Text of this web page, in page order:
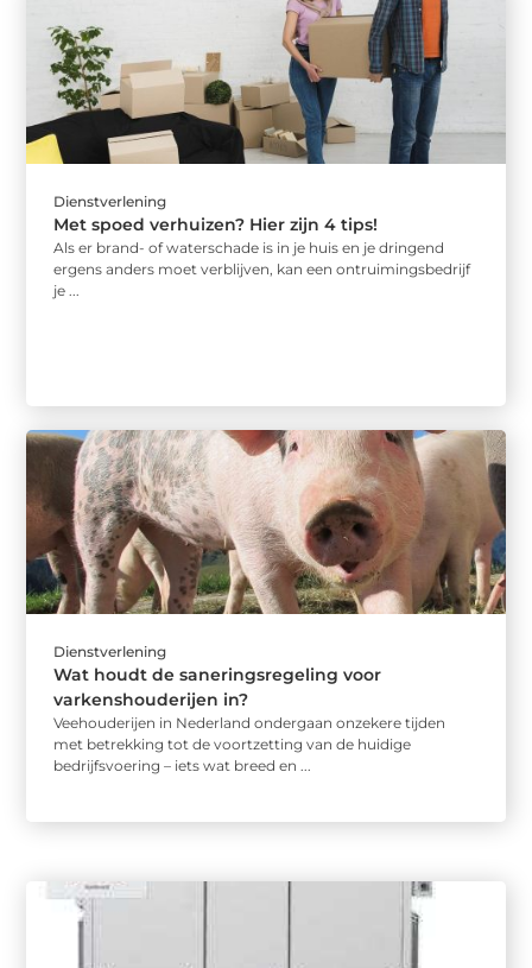
Dienstverlening
Met spoed verhuizen? Hier zijn 4 tips!
Als er brand- of waterschade is in je huis en je dringend
ergens anders moet verblijven, kan een ontruimingsbedrijf
je ...
Dienstverlening
Wat houdt de saneringsregeling voor
varkenshouderijen in?
Veehouderijen in Nederland ondergaan onzekere tijden
met betrekking tot de voortzetting van de huidige
bedrijfsvoering – iets wat breed en ...